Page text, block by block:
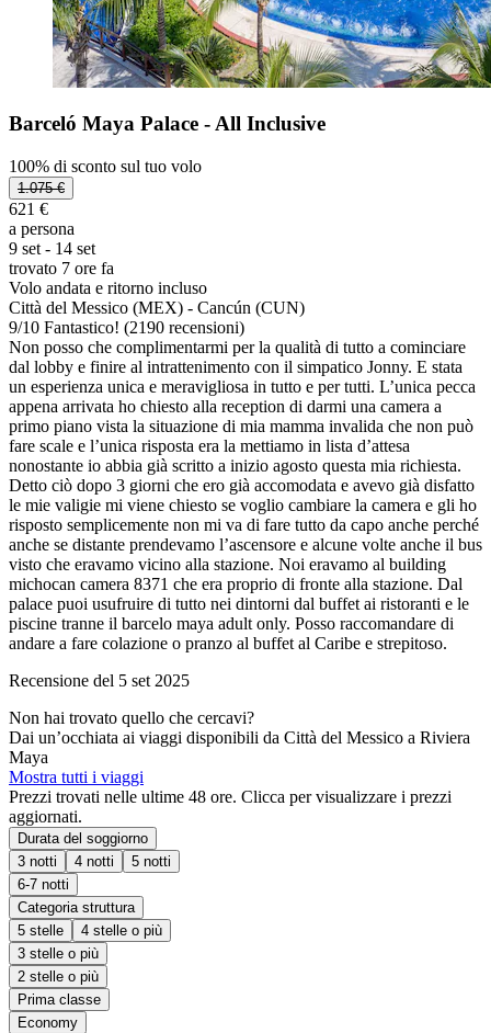
Barceló Maya Palace - All Inclusive
100% di sconto sul tuo volo
1.075 €
621 €
a persona
9 set - 14 set
trovato 7 ore fa
Volo andata e ritorno incluso
Città del Messico (MEX) - Cancún (CUN)
9/10 Fantastico! (2190 recensioni)
Non posso che complimentarmi per la qualità di tutto a cominciare
dal lobby e finire al intrattenimento con il simpatico Jonny. E stata
un esperienza unica e meravigliosa in tutto e per tutti. L’unica pecca
appena arrivata ho chiesto alla reception di darmi una camera a
primo piano vista la situazione di mia mamma invalida che non può
fare scale e l’unica risposta era la mettiamo in lista d’attesa
nonostante io abbia già scritto a inizio agosto questa mia richiesta.
Detto ciò dopo 3 giorni che ero già accomodata e avevo già disfatto
le mie valigie mi viene chiesto se voglio cambiare la camera e gli ho
risposto semplicemente non mi va di fare tutto da capo anche perché
anche se distante prendevamo l’ascensore e alcune volte anche il bus
visto che eravamo vicino alla stazione. Noi eravamo al building
michocan camera 8371 che era proprio di fronte alla stazione. Dal
palace puoi usufruire di tutto nei dintorni dal buffet ai ristoranti e le
piscine tranne il barcelo maya adult only. Posso raccomandare di
andare a fare colazione o pranzo al buffet al Caribe e strepitoso.
Recensione del 5 set 2025
Non hai trovato quello che cercavi?
Dai un’occhiata ai viaggi disponibili da Città del Messico a Riviera
Maya
Mostra tutti i viaggi
Prezzi trovati nelle ultime 48 ore. Clicca per visualizzare i prezzi
aggiornati.
Durata del soggiorno
3 notti
4 notti
5 notti
6-7 notti
Categoria struttura
5 stelle
4 stelle o più
3 stelle o più
2 stelle o più
Prima classe
Economy